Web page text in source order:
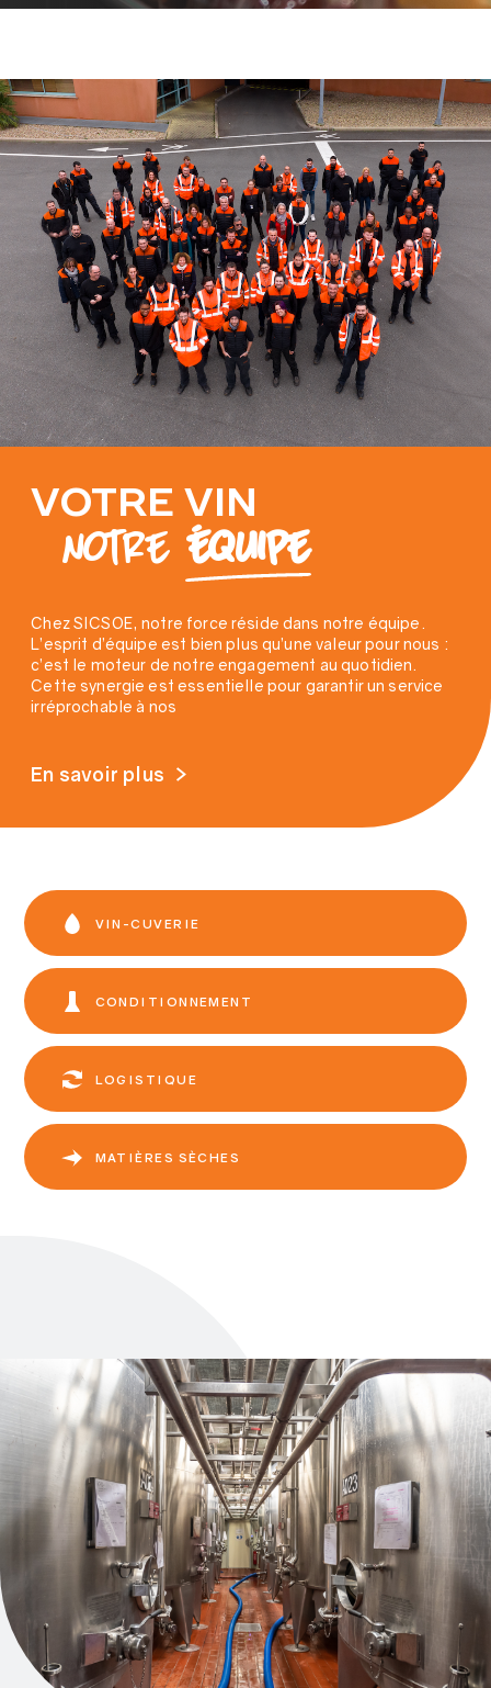
VOTRE VIN
NOTRE ÉQUIPE
Chez SICSOE, notre force réside dans notre équipe.
L’esprit d’équipe est bien plus qu’une valeur pour nous :
c’est le moteur de notre engagement au quotidien.
Cette synergie est essentielle pour garantir un service
irréprochable à nos
En savoir plus
VIN-CUVERIE
CONDITIONNEMENT
LOGISTIQUE
MATIÈRES SÈCHES